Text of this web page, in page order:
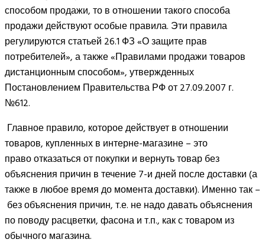
способом продажи, то в отношении такого способа
продажи действуют особые правила. Эти правила
регулируются статьей 26.1 ФЗ «О защите прав
потребителей», а также «Правилами продажи товаров
дистанционным способом», утвержденных
Постановлением Правительства РФ от 27.09.2007 г.
№612.
Главное правило, которое действует в отношении
товаров, купленных в интерне-магазине – это
право отказаться от покупки и вернуть товар без
объяснения причин в течение 7-и дней после доставки (а
также в любое время до момента доставки). Именно так –
без объяснения причин, т.е. не надо давать объяснения
по поводу расцветки, фасона и т.п., как с товаром из
обычного магазина.